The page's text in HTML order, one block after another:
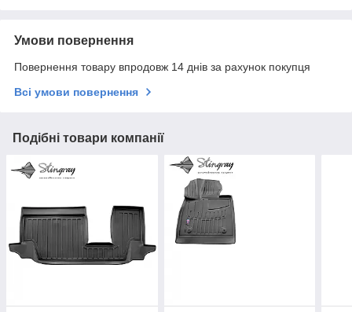
Умови повернення
Повернення товару впродовж 14 днів за рахунок покупця
Всі умови повернення
Подібні товари компанії